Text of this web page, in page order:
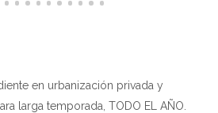
en urbanización privada y
larga temporada, TODO EL AÑO.